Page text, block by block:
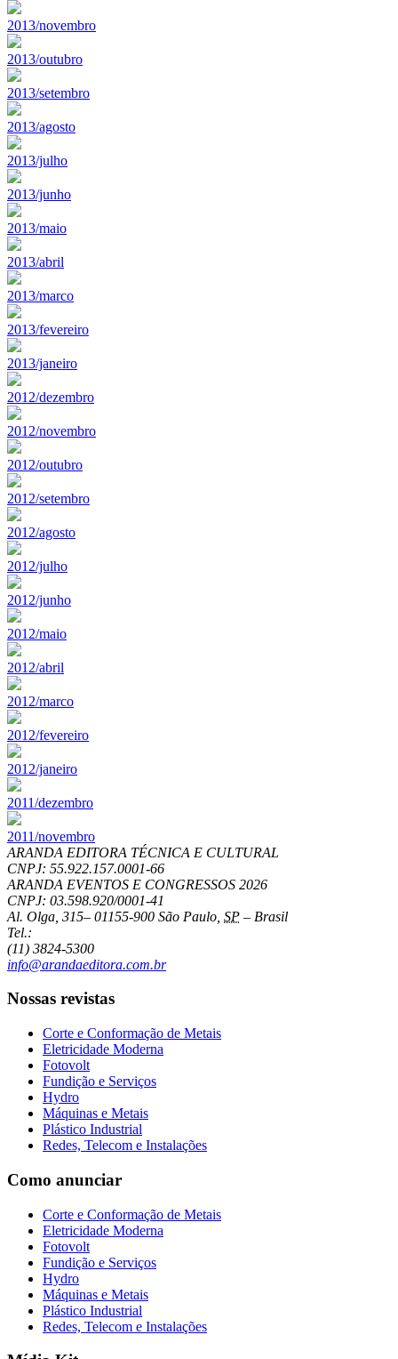
2013/novembro
2013/outubro
2013/setembro
2013/agosto
2013/julho
2013/junho
2013/maio
2013/abril
2013/marco
2013/fevereiro
2013/janeiro
2012/dezembro
2012/novembro
2012/outubro
2012/setembro
2012/agosto
2012/julho
2012/junho
2012/maio
2012/abril
2012/marco
2012/fevereiro
2012/janeiro
2011/dezembro
2011/novembro
ARANDA EDITORA TÉCNICA E CULTURAL
CNPJ: 55.922.157.0001-66
ARANDA EVENTOS E CONGRESSOS 2026
CNPJ: 03.598.920/0001-41
Al. Olga, 315– 01155-900 São Paulo SP – Brasil
Tel.:
(11) 3824-5300
info@arandaeditora.com.br
Nossas revistas
Corte e Conformação de Metais
Eletricidade Moderna
Fotovolt
Fundição e Serviços
Hydro
Máquinas e Metais
Plástico Industrial
Redes, Telecom e Instalações
Como anunciar
Corte e Conformação de Metais
Eletricidade Moderna
Fotovolt
Fundição e Serviços
Hydro
Máquinas e Metais
Plástico Industrial
Redes, Telecom e Instalações